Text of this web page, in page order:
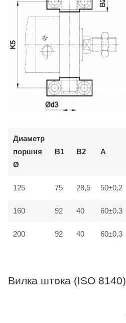
Диаметр
поршня
Ø
B1 B2 A
125 75 28,5 50±0,2
160 92 40 60±0,3
200 92 40 60±0,3
Вилка штока (ISO 8140)